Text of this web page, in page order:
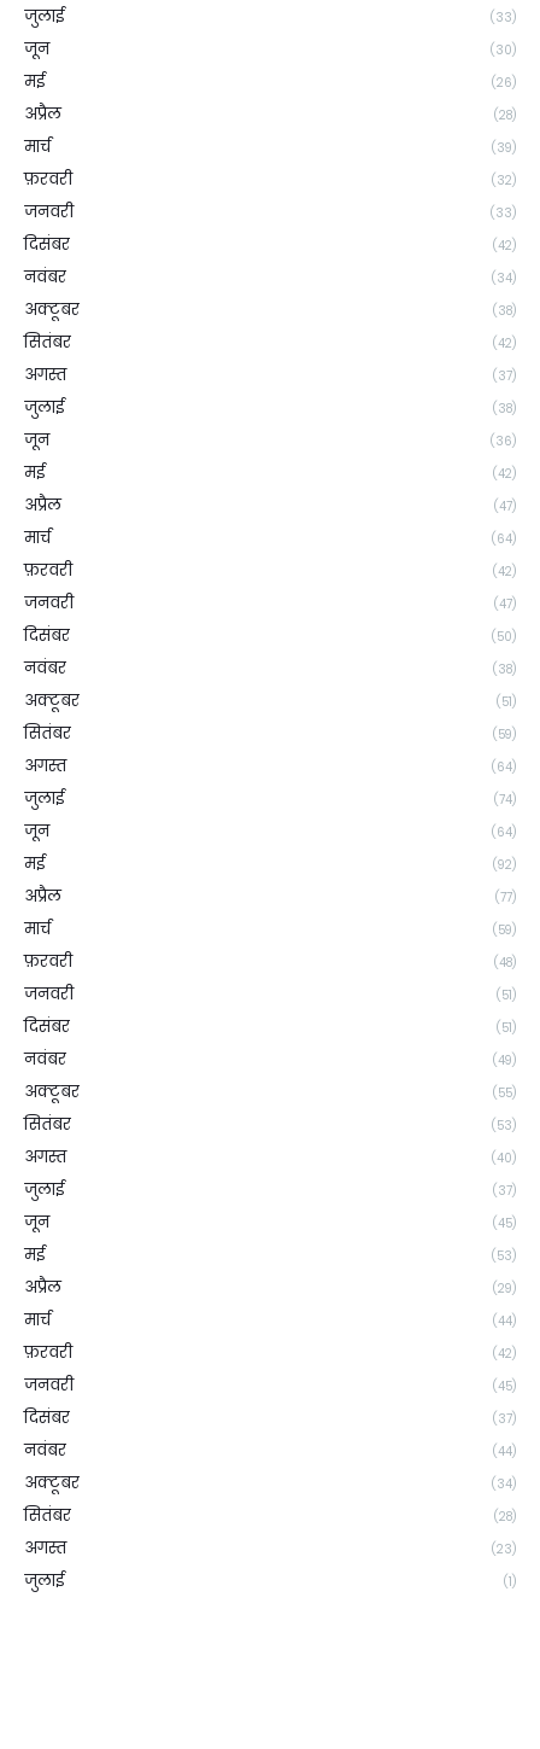
जुलाई (33)
जून (30)
मई (26)
अप्रैल (28)
मार्च (39)
फ़रवरी (32)
जनवरी (33)
दिसंबर (42)
नवंबर (34)
अक्टूबर (38)
सितंबर (42)
अगस्त (37)
जुलाई (38)
जून (36)
मई (42)
अप्रैल (47)
मार्च (64)
फ़रवरी (42)
जनवरी (47)
दिसंबर (50)
नवंबर (38)
अक्टूबर (51)
सितंबर (59)
अगस्त (64)
जुलाई (74)
जून (64)
मई (92)
अप्रैल (77)
मार्च (59)
फ़रवरी (48)
जनवरी (51)
दिसंबर (51)
नवंबर (49)
अक्टूबर (55)
सितंबर (53)
अगस्त (40)
जुलाई (37)
जून (45)
मई (53)
अप्रैल (29)
मार्च (44)
फ़रवरी (42)
जनवरी (45)
दिसंबर (37)
नवंबर (44)
अक्टूबर (34)
सितंबर (28)
अगस्त (23)
जुलाई (1)